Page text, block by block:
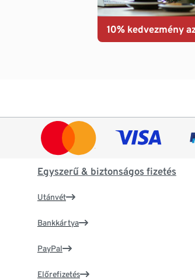
10% kedvezmény
Egyszerű & biztonságos fizetés
Utánvét
Bankkártya
PayPal
Előrefizetés